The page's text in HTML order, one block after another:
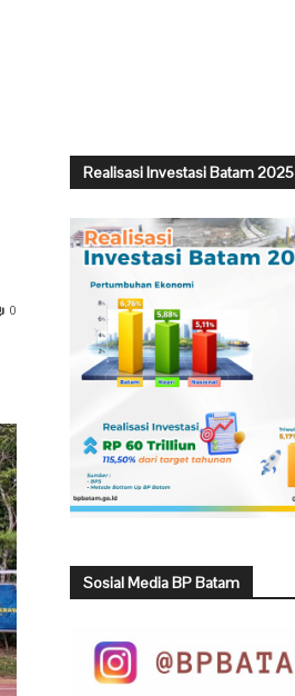
0
Realisasi Investasi Batam 2025
Sosial Media BP Batam